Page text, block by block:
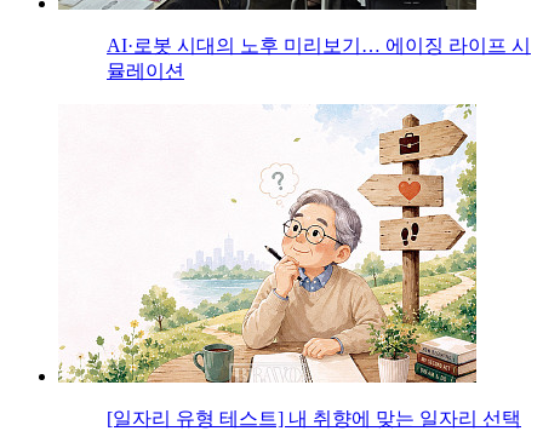
AI·로봇 시대의 노후 미리보기… 에이징 라이프 시
뮬레이션
[일자리 유형 테스트] 내 취향에 맞는 일자리 선택